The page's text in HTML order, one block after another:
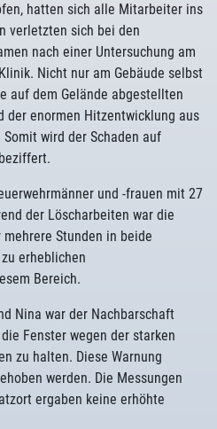
hatten sich alle Mitarbeiter ins
verletzten sich bei den
nach einer Untersuchung am
Nicht nur am Gebäude selbst
auf dem Gelände abgestellten
der enormen Hitzentwicklung aus
wird der Schaden auf
und -frauen mit 27
der Löscharbeiten war die
Stunden in beide
erheblichen
Bereich.
Nina war der Nachbarschaft
Fenster wegen der starken
zu halten. Diese Warnung
werden. Die Messungen
ergaben keine erhöhte